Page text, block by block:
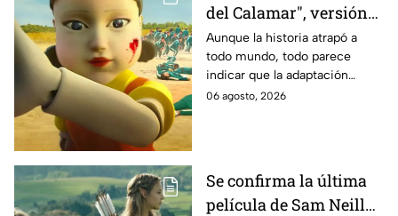
del Calamar", versión
Estados Unidos? Esto
es lo que se sabe al
momento
Aunque la historia atrapó a
todo mundo, todo parece
indicar que la adaptación
podría ser cancelada:
06 agosto, 2026
Se confirma la última
película de Sam Neill